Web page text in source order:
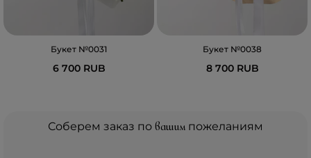
Букет №0031
6 700 RUB
Букет №0038
8 700 RUB
Соберем заказ по вашим пожеланиям